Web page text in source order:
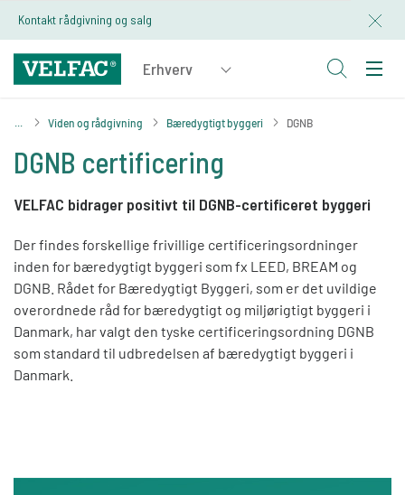
Kontakt rådgivning og salg
Viden og rådgivning Bæredygtigt byggeri DGNB
DGNB certificering
VELFAC bidrager positivt til DGNB-certificeret byggeri
Der findes forskellige frivillige certificeringsordninger
inden for bæredygtigt byggeri som fx LEED, BREAM og
DGNB. Rådet for Bæredygtigt Byggeri, som er det uvildige
overordnede råd for bæredygtigt og miljørigtigt byggeri i
Danmark, har valgt den tyske certificeringsordning DGNB
som standard til udbredelsen af bæredygtigt byggeri i
Danmark.